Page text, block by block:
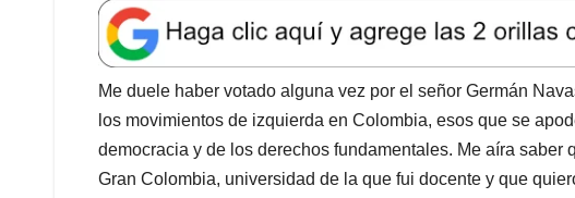
a
t
s
A
p
p
e
b
o
o
k
k
e
d
I
n
l
e
a
d
s
Me duele haber votado alguna vez por el señor Germán
los movimientos de izquierda en Colombia, esos que se
democracia y de los derechos fundamentales. Me aíra saber
Gran Colombia, universidad de la que fui docente y que